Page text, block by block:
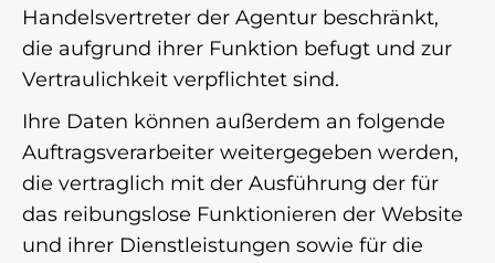
Handelsvertreter der Agentur beschränkt,
die aufgrund ihrer Funktion befugt und zur
Vertraulichkeit verpflichtet sind.
Ihre Daten können außerdem an folgende
Auftragsverarbeiter weitergegeben werden,
die vertraglich mit der Ausführung der für
das reibungslose Funktionieren der Website
und ihrer Dienstleistungen sowie für die